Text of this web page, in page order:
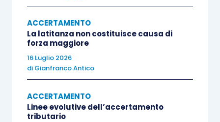
Ilsecondo orientamento giurisprudenziale
prevede chel’autorizzazione dell’autorità
di “apertura coattiva” e non anche quando ci sia la
collaborazione del contribuente.
In particolare, la Corte di Cassazione, con la
ACCERTAMENTO
La latitanza non costituisce causa di
forza maggiore
16 Luglio 2026
di Gianfranco Antico
ACCERTAMENTO
Linee evolutive dell’accertamento
tributario